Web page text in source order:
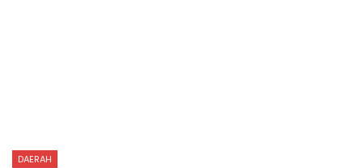
DAERAH